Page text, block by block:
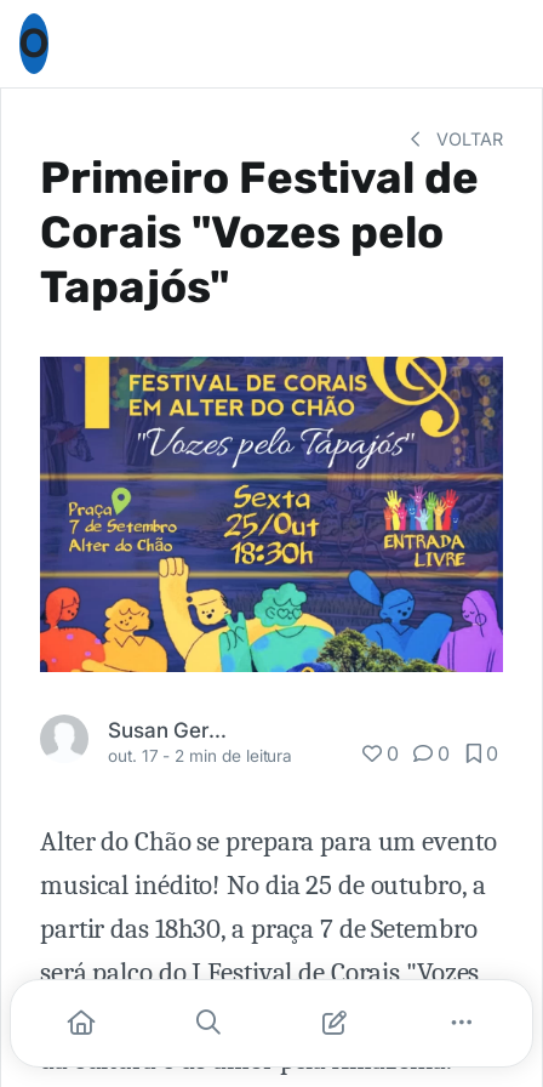
O
VOLTAR
Primeiro Festival de
Corais "Vozes pelo
Tapajós"
Susan Gerber-Barata
out. 17 - 2 min de leitura 0 0 0
Alter do Chão se prepara para um evento
musical inédito! No dia 25 de outubro, a
partir das 18h30, a praça 7 de Setembro
será palco do I Festival de Corais "Vozes
pelo Tapajós", uma celebração da música,
da cultura e do amor pela Amazônia.